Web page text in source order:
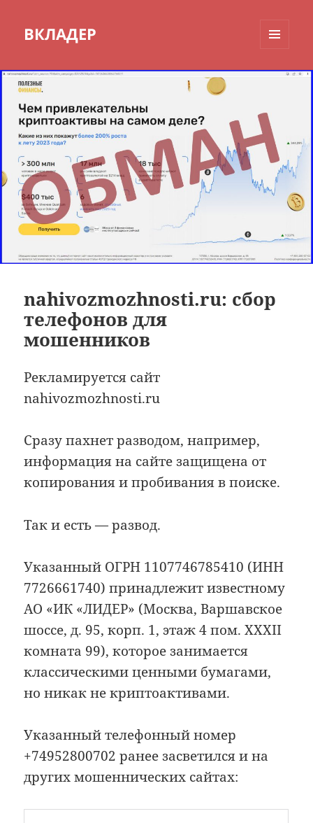
ВКЛАДЕР
ВИДЖЕТЫ
nahivozmozhnosti.ru: сбор
телефонов для
мошенников
Рекламируется сайт
nahivozmozhnosti.ru
Сразу пахнет разводом, например,
информация на сайте защищена от
копирования и пробивания в поиске.
Так и есть — развод.
Указанный ОГРН 1107746785410 (ИНН
7726661740) принадлежит известному
АО «ИК «ЛИДЕР» (Москва, Варшавское
шоссе, д. 95, корп. 1, этаж 4 пом. XXXII
комната 99), которое занимается
классическими ценными бумагами,
но никак не криптоактивами.
Указанный телефонный номер
+74952800702 ранее засветился и на
других мошеннических сайтах: